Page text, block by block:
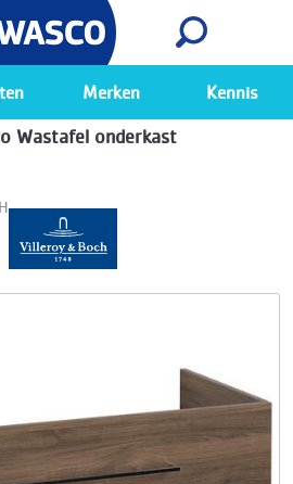
Bekijk
Merken Kennis
Wastafel onderkast